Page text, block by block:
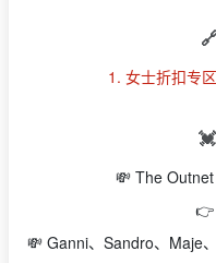
1. 女士折扣专
💸 The Outnet
👉
💸 Ganni、Sandro、Maje